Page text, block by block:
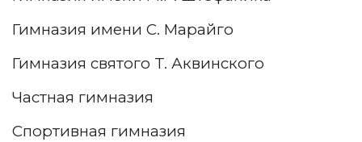
Гимназия имени С. Марайго
Гимназия святого T. Аквинского
Частная гимназия
Спортивная гимназия